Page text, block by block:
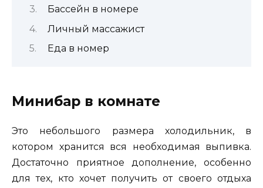
Бассейн в номере
Личный массажист
Еда в номер
Минибар в комнате
Это небольшого размера холодильник, в
котором хранится вся необходимая выпивка.
Достаточно приятное дополнение, особенно
для тех, кто хочет получить от своего отдыха